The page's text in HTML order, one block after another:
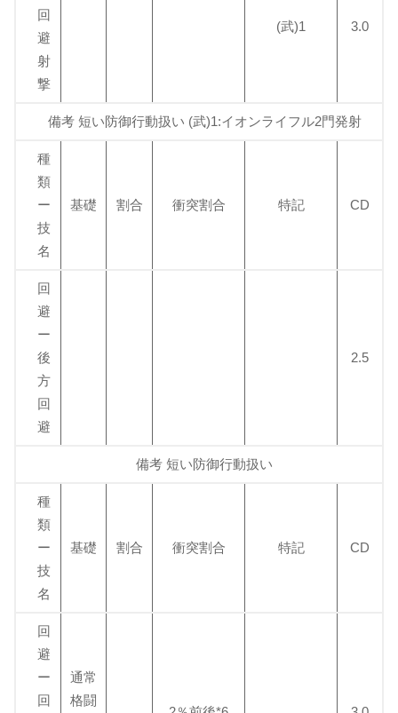
回
避
射
撃
(武)1 3.0
備考 短い防御行動扱い (武)1:イオンライフル2門発射
種
類
ー
技
名
基礎 割合 衝突割合 特記 CD
回
避
ー
後
方
回
避
2.5
備考 短い防御行動扱い
種
類
ー
技
名
基礎 割合 衝突割合 特記 CD
回
避
ー
回
通常
格闘